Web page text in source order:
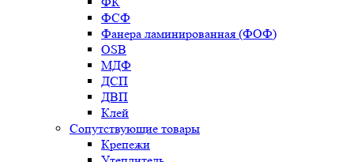
ФСФ
Фанера ламинированная (ФОФ)
OSB
МДФ
ДСП
ДВП
Клей
Сопутствующие товары
Крепежи